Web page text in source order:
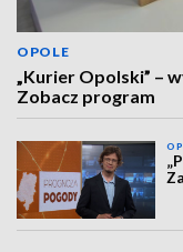
OPOLE
„Kurier Opolski” –
Zobacz program